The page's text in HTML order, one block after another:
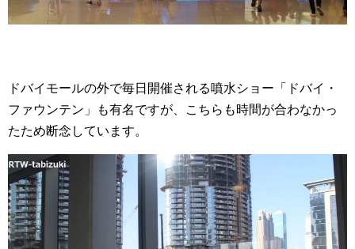
ドバイモールの外で毎日開催される噴水ショー「ドバイ・
ファウンテン」も有名ですが、こちらも時間が合わなかっ
たため断念しています。